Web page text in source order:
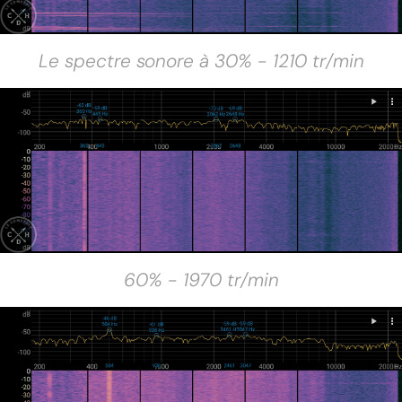
Le spectre sonore à 30% - 1210 tr/min
60% - 1970 tr/min